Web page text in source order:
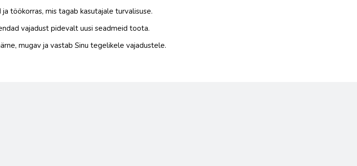
töökorras, mis tagab kasutajale turvalisuse.
vajadust pidevalt uusi seadmeid toota.
mugav ja vastab Sinu tegelikele vajadustele.